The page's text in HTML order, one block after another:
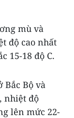
mù và
độ cao nhất
15-18 độ C.
Bộ và
nhiệt độ
lên mức 22-